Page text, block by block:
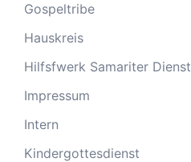
Gospeltribe
Hauskreis
Hilfsfwerk Samariter Dienst
Impressum
Intern
Kindergottesdienst